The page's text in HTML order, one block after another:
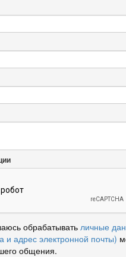
обрабатывать личные
и адрес электронной почты)
общения.